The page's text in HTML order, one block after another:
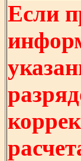
Если